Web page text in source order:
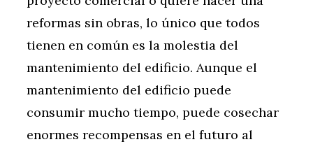
reformas sin obras, lo único que todos
tienen en común es la molestia del
mantenimiento del edificio. Aunque el
mantenimiento del edificio puede
consumir mucho tiempo, puede cosechar
enormes recompensas en el futuro al